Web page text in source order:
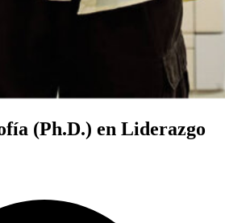
(Ph.D.) en Liderazgo